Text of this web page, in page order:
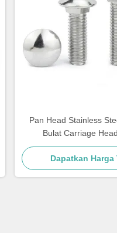
Pan Head Stainless
Bulat Carriage
Dapatkan Harga